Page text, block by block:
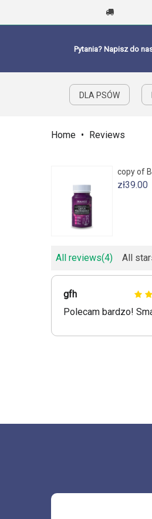
Pytania? Napisz do
DLA PSÓW
Home • Reviews
copy of
zł39.00
All reviews(4) All
gfh
Polecam bardzo!